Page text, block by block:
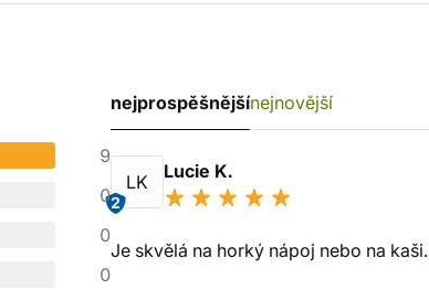
9
0
0
0
nejprospěšnějšínejnovější
LK
2
Lucie K.
Je skvělá na horký nápoj nebo na kaši.